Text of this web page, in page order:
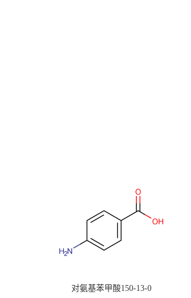
对氨基苯甲酸150-13-0